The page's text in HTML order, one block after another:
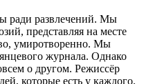
ради развлечений. Мы
представляя на месте
умиротворенно. Мы
журнала. Однако
о другом. Режиссёр
которые есть у каждого.